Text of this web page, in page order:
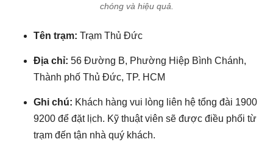
chóng và hiệu quả.
Tên trạm: Trạm Thủ Đức
Địa chỉ: 56 Đường B, Phường Hiệp Bình Chánh,
Thành phố Thủ Đức, TP. HCM
Ghi chú: Khách hàng vui lòng liên hệ tổng đài 1900
9200 để đặt lịch. Kỹ thuật viên sẽ được điều phối từ
trạm đến tận nhà quý khách.